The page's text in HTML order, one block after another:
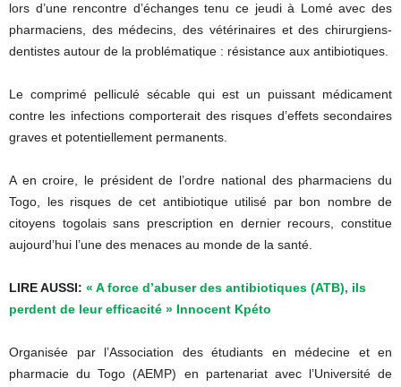
lors d’une rencontre d’échanges tenu ce jeudi à Lomé avec des
pharmaciens
des médecins ,des vétérinaireset des chirurgiens-
dentistes autour de la problématique : résistance aux antibiotiques.
Le comprimé pelliculé sécable qui est un puissant médicament
contre les infectionscomporterait des risques d’effets secondaires
graves et potentiellement permanents.
A en croire, le président de l’ordre national des pharmaciens du
Togo, les risques de cet antibiotique utilisé par bon nombre de
citoyens togolais sans prescription en dernier recours,
constitue
aujourd’hui l’une des menaces au monde de la santé.
LIRE AUSSI: « A force d’abuser des antibiotiques (ATB), ils
perdent de leur efficacité » Innocent Kpéto
Organisée par l’Association des étudiants en médecine et en
pharmacie du Togo(AEMP) en partenariat avec l’Université de